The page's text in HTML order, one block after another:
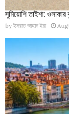
সুমিয়োশি তাইশা: ওসাকার
by ইসরাত জাহান ইরা